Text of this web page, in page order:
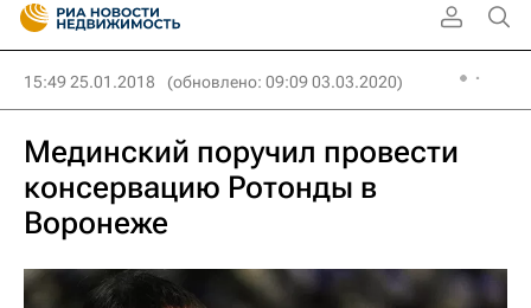
15:49 25.01.2018 (обновлено: 09:09 03.03.2020)
Мединский поручил провести
консервацию Ротонды в
Воронеже